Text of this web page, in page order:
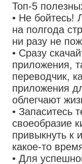
Топ-5
• Не бойтесь!
на полгода
ни разу не
• Сразу
приложения,
переводчик,
приложения
облегчают
• Запаситесь
своеобразие
привыкнуть к
какое-то
• Для